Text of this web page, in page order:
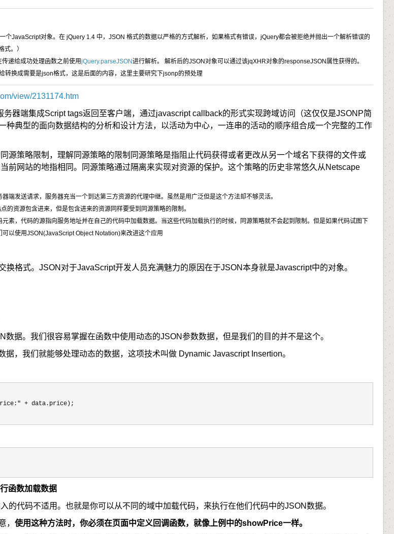
个JavaScript对象。在 jQuery 1.4 中，JSON 格式的数据以严格的方式解析，如果格式有错误，jQuery都会被拒绝并抛出一个解析错误的
式。）
递给成功处理函数之前使用jQuery.parseJSON进行解析。 解析后的JSON对象可以通过该jqXHR对象的responseJSON属性获得的。
转换成需要是json格式，这是后面的内容，这里主要研究下jsonp的预处理
view/2131174.htm
务器端集成Script tags返回至客户端，通过javascript callback的形式实现跨域访问（这仅仅是JSONP简
种典型的面向数据结构的分析和设计方法，以活动为中心，一连串的活动的顺序组合成一个完整的工作
源策略限制，理解同源策略的限制同源策略是指阻止代码获得或者更改从另一个域名下获得的文件或
前网站的地指相同。同源策略通过隔离来实现对资源的保护。这个策略的历史非常悠久从Netscape
端发送请求，服务器充当一个到达第三方资源的代理中继。虽然是用广泛但是这个方法却不够灵活。
的资源包含进来，但是包含进来的资源同样要受到同源策略的限制。
素，代码的源指向服务地址并在自己的代码中加载数据。当这些代码加载执行的时候，同源策略就不会起到限制。但是如果代码试图下
以使用JSON(JavaScript Object Notation)来改进这个应用
换格式。JSON对于JavaScript开发人员充满魅力的原因在于JSON本身就是Javascript中的对象。
据。我们很容易掌握在函数中使用动态的JSON参数数据，但是我们的目的并不是这个。
，我们就能够处理动态的数据，这项技术叫做 Dynamic Javascript Insertion。
+ data.price);
函数加载数据
的代码不适用。也就是你可以从不同的域中加载代码，来执行在他们代码中的JSON数据。
， 使用这种方法时，你必须在页面中定义回调函数，就像上例中的showPrice一样。